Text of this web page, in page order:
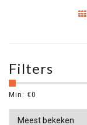
Filters
Min: €0